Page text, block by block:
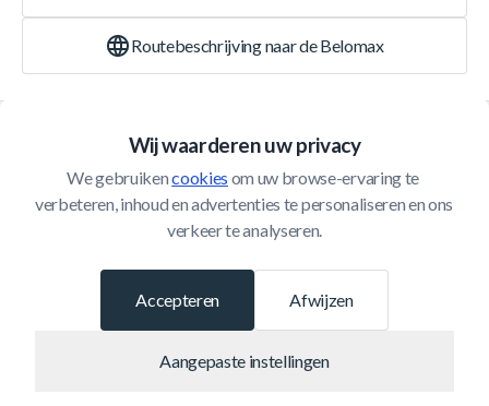
Wij waarderen uw privacy
We gebruiken cookies om uw browse-ervaring te
verbeteren, inhoud en advertenties te personaliseren en ons
verkeer te analyseren.
Afwijzen
Aangepaste instellingen
Accepteren
Klantenservice
Routebeschrijving naar de Belomax